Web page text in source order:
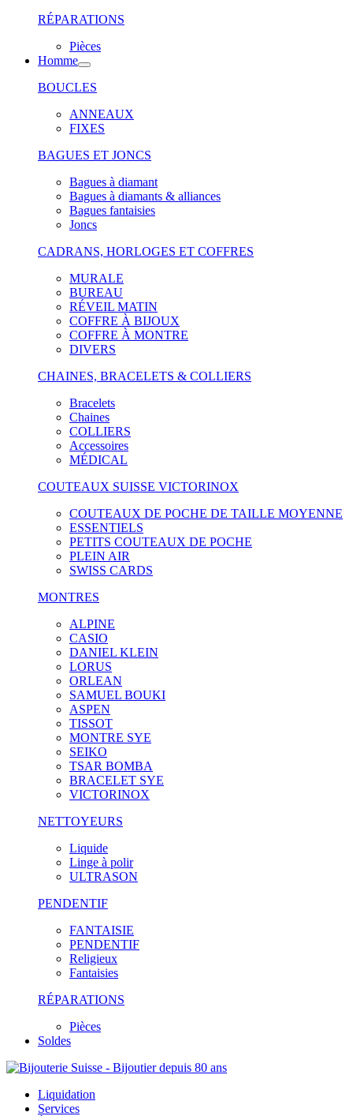
RÉPARATIONS
Pièces
Homme
BOUCLES
ANNEAUX
FIXES
BAGUES ET JONCS
Bagues à diamant
Bagues à diamants & alliances
Bagues fantaisies
Joncs
CADRANS, HORLOGES ET COFFRES
MURALE
BUREAU
RÉVEIL MATIN
COFFRE À BIJOUX
COFFRE À MONTRE
DIVERS
CHAINES, BRACELETS & COLLIERS
Bracelets
Chaines
COLLIERS
Accessoires
MÉDICAL
COUTEAUX SUISSE VICTORINOX
COUTEAUX DE POCHE DE TAILLE MOYENNE
ESSENTIELS
PETITS COUTEAUX DE POCHE
PLEIN AIR
SWISS CARDS
MONTRES
ALPINE
CASIO
DANIEL KLEIN
LORUS
ORLEAN
SAMUEL BOUKI
ASPEN
TISSOT
MONTRE SYE
SEIKO
TSAR BOMBA
BRACELET SYE
VICTORINOX
NETTOYEURS
Liquide
Linge à polir
ULTRASON
PENDENTIF
FANTAISIE
PENDENTIF
Religieux
Fantaisies
RÉPARATIONS
Pièces
Soldes
Liquidation
Services